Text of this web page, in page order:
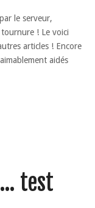
le serveur,
! Le voici
articles ! Encore
aidés
test